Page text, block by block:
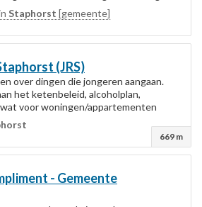
gemeente...
Staphorst [gemeente]
(JRS)
over dingen die jongeren aangaan.
het ketenbeleid, alcoholplan,
voor woningen/appartementen
wordt besloten zonder...
669 m
- Gemeente